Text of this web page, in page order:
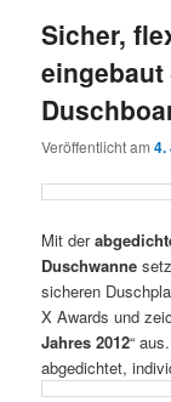
Sicher,
Veröffentlicht am4.
Mit der
Duschwanne
sicheren
X Awards und
Jahres 2012“
abgedichtet,